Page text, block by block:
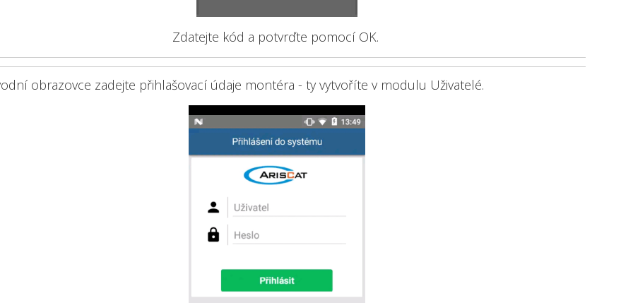
Zdatejte kód a potvrďte pomocí OK.
obrazovce zadejte přihlašovací údaje montéra - ty vytvoříte v modulu Uživatelé.